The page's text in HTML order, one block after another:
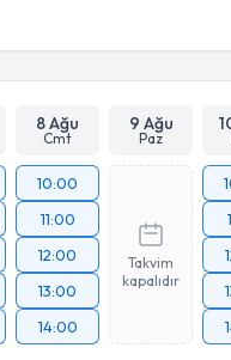
8 Ağu
Cmt
9 Ağu
Paz
10:00
11:00
12:00
13:00
14:00
Takvim
kapalıdır